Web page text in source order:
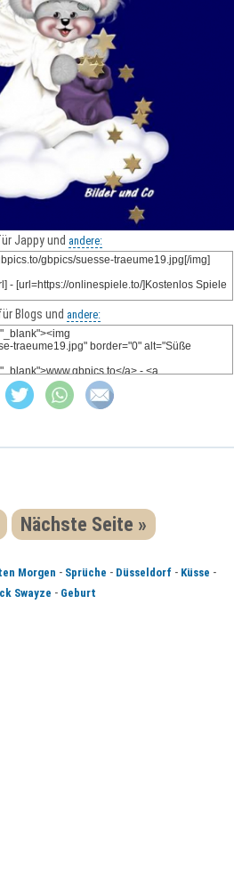
Jappy und andere:
Blogs und andere:
Nächste Seite »
Morgen - Sprüche - Düsseldorf- Küsse -
Swayze - Geburt